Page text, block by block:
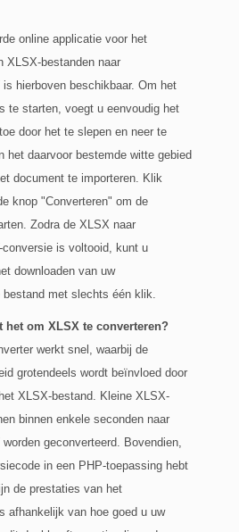
online applicatie voor het
XLSX-bestanden naar
is hierboven beschikbaar. Om het
te starten, voegt u eenvoudig het
door het te slepen en neer te
het daarvoor bestemde witte gebied
document te importeren. Klik
knop "Converteren" om de
Zodra de XLSX naar
conversie is voltooid, kunt u
downloaden van uw
bestand met slechts één klik.
het om XLSX te converteren?
werkt snel, waarbij de
grotendeels wordt beïnvloed door
XLSX-bestand. Kleine XLSX-
binnen enkele seconden naar
geconverteerd. Bovendien,
in een PHP-toepassing hebt
de prestaties van het
afhankelijk van hoe goed u uw